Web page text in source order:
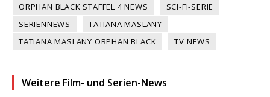
ORPHAN BLACK STAFFEL 4 NEWS
SCI-FI-SERIE
SERIENNEWS
TATIANA MASLANY
TATIANA MASLANY ORPHAN BLACK
TV NEWS
Weitere Film- und Serien-News